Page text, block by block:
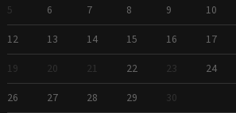
5 6 7 8 9 10
12 13 14 15 16 17
19 20 21 22 23 24
26 27 28 29 30